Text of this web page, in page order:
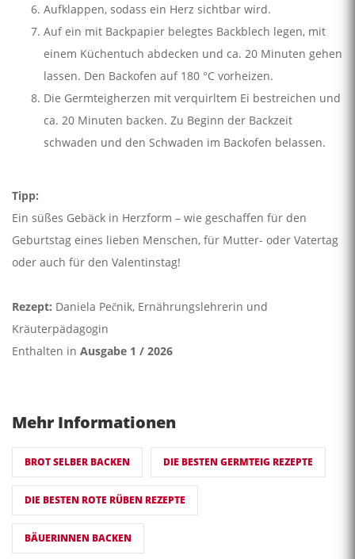
Aufklappen, sodass ein Herz sichtbar wird.
Auf ein mit Backpapier belegtes Backblech legen, mit
einem Küchentuch abdecken und ca. 20 Minuten gehen
lassen. Den Backofen auf 180 °C vorheizen.
Die Germteigherzen mit verquirltem Ei bestreichen und
ca. 20 Minuten backen. Zu Beginn der Backzeit
schwaden und den Schwaden im Backofen belassen.
Tipp:
Ein süßes Gebäck in Herzform – wie geschaffen für den
Geburtstag eines lieben Menschen, für Mutter- oder Vatertag
oder auch für den Valentinstag!
Rezept: Daniela Pečnik, Ernährungslehrerin und
Kräuterpädagogin
Enthalten in Ausgabe 1 / 2026
Mehr Informationen
BROT SELBER BACKEN DIE BESTEN GERMTEIG REZEPTE
DIE BESTEN ROTE RÜBEN REZEPTE
BÄUERINNEN BACKEN